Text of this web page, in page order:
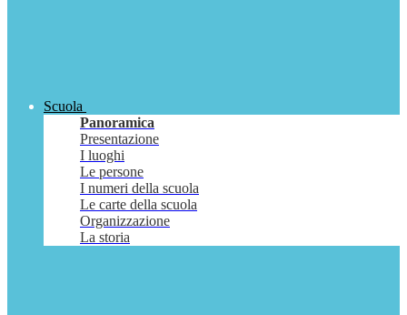
Scuola
Panoramica
Presentazione
I luoghi
Le persone
I numeri della scuola
Le carte della scuola
Organizzazione
La storia